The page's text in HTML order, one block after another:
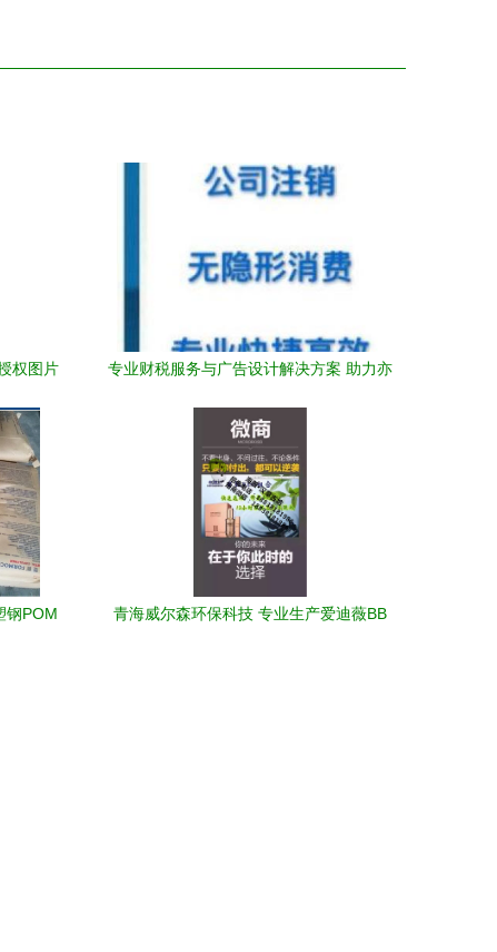
权图片
专业财税服务与广告设计解决方案 助力亦
钢POM
青海威尔森环保科技 专业生产爱迪薇BB